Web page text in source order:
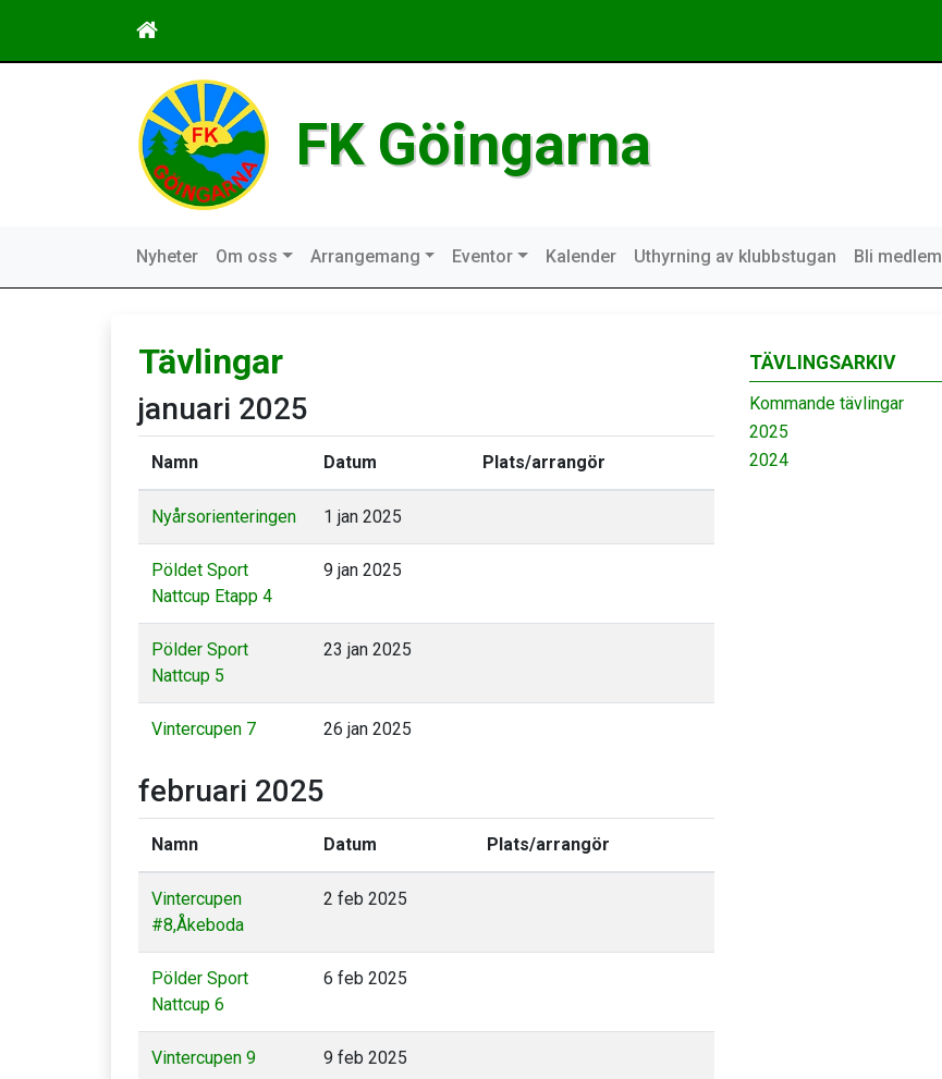
FK Göingarna
Nyheter Om oss Arrangemang Eventor Kalender Uthyrning av klubbstugan Bli medlem
TÄVLINGSARKIV
Kommande tävlingar
2025
2024
Tävlingar
januari 2025
Namn Datum Plats/arrangör
Nyårsorienteringen 1 jan 2025
Pöldet Sport
Nattcup Etapp 4
9 jan 2025
Pölder Sport
Nattcup 5
23 jan 2025
Vintercupen 7 26 jan 2025
februari 2025
Namn Datum Plats/arrangör
Vintercupen
#8,Åkeboda
2 feb 2025
Pölder Sport
Nattcup 6
6 feb 2025
Vintercupen 9 9 feb 2025